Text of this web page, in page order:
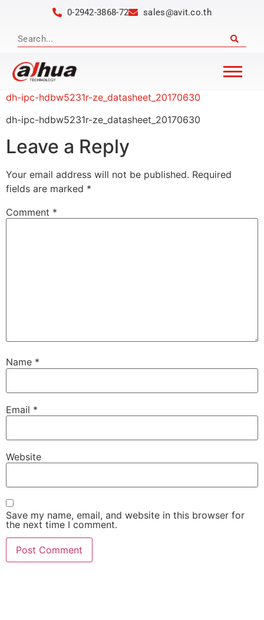
0-2942-3868-72 sales@avit.co.th
dh-ipc-hdbw5231r-ze_datasheet_20170630
dh-ipc-hdbw5231r-ze_datasheet_20170630
Leave a Reply
Your email address will not be published. Required
fields are marked *
Comment *
Name *
Email *
Website
Save my name, email, and website in this browser for
the next time I comment.